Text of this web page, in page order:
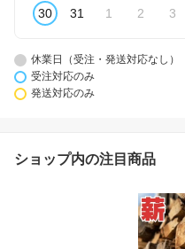
30 31 1 2 3
休業日（受注・発送対応なし）
受注対応のみ
発送対応のみ
ショップ内の注目商品